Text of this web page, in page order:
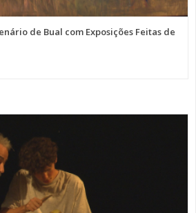
de Bual com Exposições Feitas de